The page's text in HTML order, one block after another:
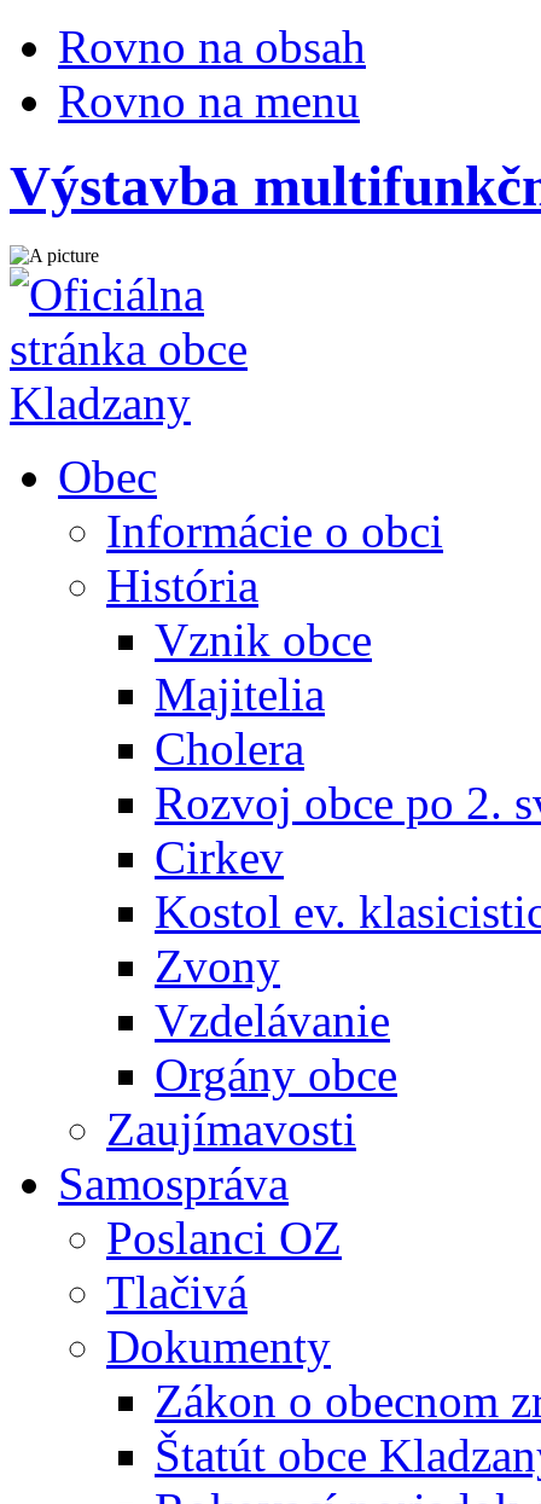
Rovno na obsah
Rovno na menu
Výstavba
Obec
Informácie o obci
História
Vznik obce
Majitelia
Cholera
Rozvoj obce po 2.
Cirkev
Kostol ev.
Zvony
Vzdelávanie
Orgány obce
Zaujímavosti
Samospráva
Poslanci OZ
Tlačivá
Dokumenty
Zákon o obecnom
Štatút obce